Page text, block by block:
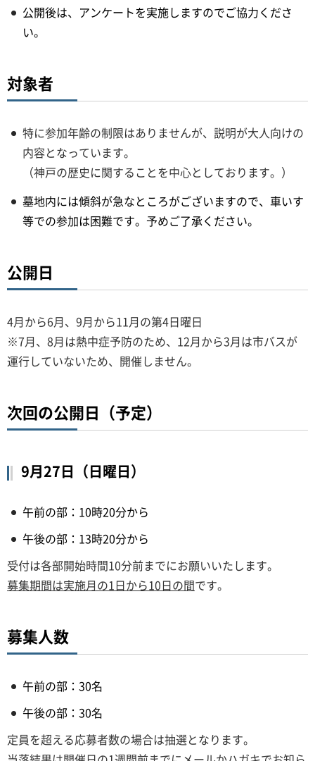
公開後は、アンケートを実施しますのでご協力くださ
い。
対象者
特に参加年齢の制限はありませんが、説明が大人向けの
内容となっています。
（神戸の歴史に関することを中心としております。）
墓地内には傾斜が急なところがございますので、車いす
等での参加は困難です。予めご了承ください。
公開日
4月から6月、9月から11月の第4日曜日
※7月、8月は熱中症予防のため、12月から3月は市バスが
運行していないため、開催しません。
次回の公開日（予定）
9月27日（日曜日）
午前の部：10時20分から
午後の部：13時20分から
受付は各部開始時間10分前までにお願いいたします。
募集期間は実施月の1日から10日の間です。
募集人数
午前の部：30名
午後の部：30名
定員を超える応募者数の場合は抽選となります。